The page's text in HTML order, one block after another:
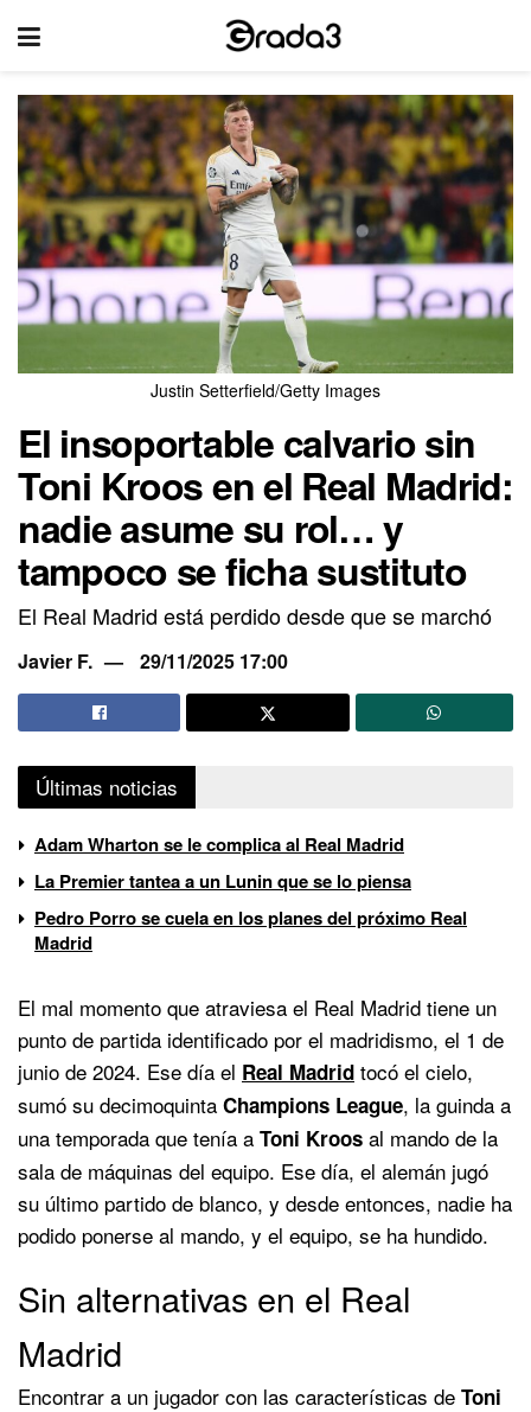
Justin Setterfield/Getty Images
El insoportable calvario sin
Toni Kroos en el Real Madrid:
nadie asume su rol… y
tampoco se ficha sustituto
El Real Madrid está perdido desde que se marchó
Javier F. 29/11/2025 17:00
Últimas noticias
Adam Wharton se le complica al Real Madrid
La Premier tantea a un Lunin que se lo piensa
Pedro Porro se cuela en los planes del próximo Real
Madrid
El mal momento que atraviesa el Real Madrid tiene un
punto de partida identificado por el madridismo, el 1 de
junio de 2024. Ese día el Real Madrid tocó el cielo,
sumó su decimoquinta Champions League, la guinda a
una temporada que tenía a Toni Kroos al mando de la
sala de máquinas del equipo. Ese día, el alemán jugó
su último partido de blanco, y desde entonces, nadie ha
podido ponerse al mando, y el equipo, se ha hundido.
Sin alternativas en el Real
Madrid
Encontrar a un jugador con las características de Toni